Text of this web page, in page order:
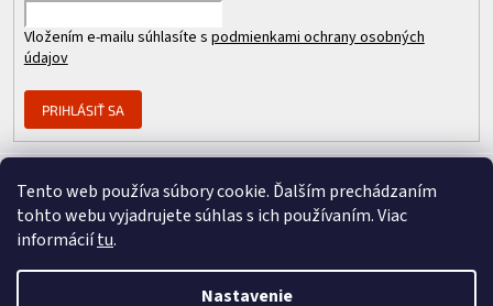
Tento web používa súbory cookie. Ďalším prechádzaním
tohto webu vyjadrujete súhlas s ich používaním. Viac
informáciítu.
Nastavenie
Vložením e-mailu súhlasíte s podmienkami ochrany osobných
údajov
PRIHLÁSIŤ SA
Člen skupiny